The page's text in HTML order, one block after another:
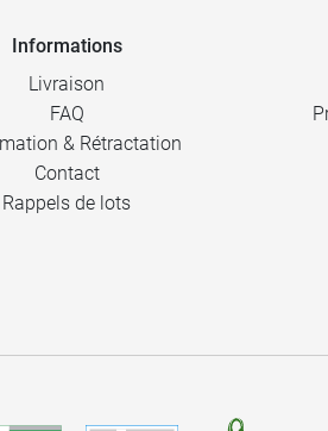
Informations
Livraison
FAQ
& Rétractation
Contact
Rappels de lots